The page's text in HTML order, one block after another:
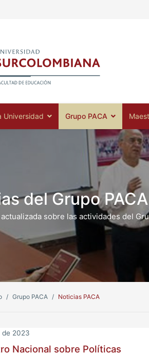
Universidad Grupo PACA
del Grupo PACA
sobre las actividades del
Grupo PACA Noticias PACA
de 2023
Nacional sobre Políticas